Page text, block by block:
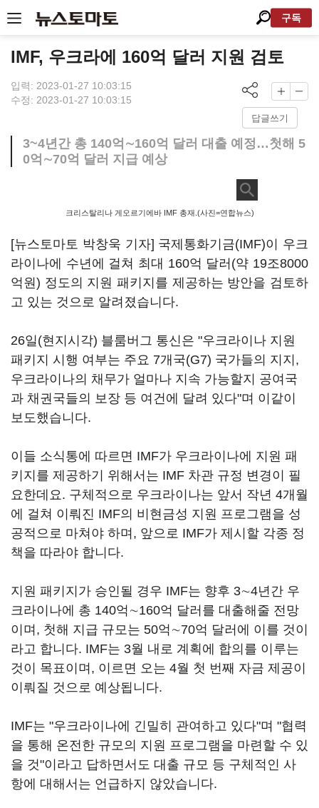
구독
IMF, 우크라에 160억 달러 지원 검토
입력: 2023-01-27 10:03:15
수정: 2023-01-27 10:03:15
답글쓰기
3~4년간 총 140억∼160억 달러 대출 예정…첫해 5
0억∼70억 달러 지급 예상
크리스탈리나 게오르기에바 IMF 총재.(사진=연합뉴스)
[뉴스토마토 박창욱 기자] 국제통화기금(IMF)이 우크
라이나에 수년에 걸쳐 최대 160억 달러(약 19조8000
억원) 정도의 지원 패키지를 제공하는 방안을 검토하
고 있는 것으로 알려졌습니다.
26일(현지시각) 블룸버그 통신은 "우크라이나 지원
패키지 시행 여부는 주요 7개국(G7) 국가들의 지지,
우크라이나의 채무가 얼마나 지속 가능할지 공여국
과 채권국들의 보장 등 여건에 달려 있다"며 이같이
보도했습니다.
이들 소식통에 따르면 IMF가 우크라이나에 지원 패
키지를 제공하기 위해서는 IMF 차관 규정 변경이 필
요한데요. 구체적으로 우크라이나는 앞서 작년 4개월
에 걸쳐 이뤄진 IMF의 비현금성 지원 프로그램을 성
공적으로 마쳐야 하며, 앞으로 IMF가 제시할 각종 정
책을 따라야 합니다.
지원 패키지가 승인될 경우 IMF는 향후 3∼4년간 우
크라이나에 총 140억∼160억 달러를 대출해줄 전망
이며, 첫해 지급 규모는 50억∼70억 달러에 이를 것이
라고 합니다. IMF는 3월 내로 계획에 합의를 이루는
것이 목표이며, 이르면 오는 4월 첫 번째 자금 제공이
이뤄질 것으로 예상됩니다.
IMF는 "우크라이나에 긴밀히 관여하고 있다"며 "협력
을 통해 온전한 규모의 지원 프로그램을 마련할 수 있
을 것"이라고 답하면서도 대출 규모 등 구체적인 사
항에 대해서는 언급하지 않았습니다.